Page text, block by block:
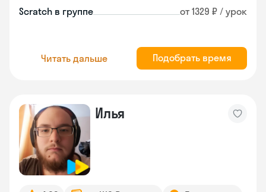
Scratch в группе от 1329 ₽ / урок
Читать дальше Подобрать время
Илья